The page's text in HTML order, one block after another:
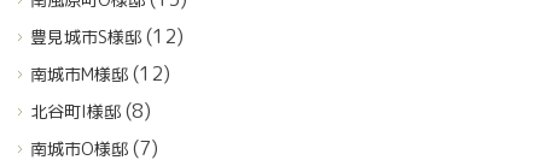
豊見城市S様邸 (12)
南城市M様邸 (12)
北谷町I様邸 (8)
南城市O様邸 (7)